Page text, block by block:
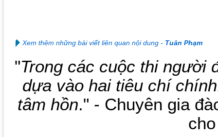
Xem thêm những bài viết liên quan nội dung - Tuân Phạm
"Trong các cuộc thi người
dựa vào hai tiêu chí
tâm hồn." - Chuyên gia